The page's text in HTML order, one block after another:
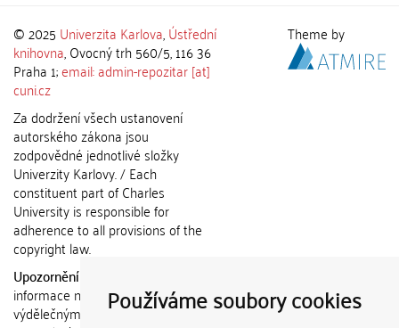
Používáme soubory cookies
© 2025 Univerzita Karlova,Ústřední
knihovna, Ovocný trh 560/5, 116 36
Praha 1;email: admin-repozitar [at]
cuni.cz
Za dodržení všech ustanovení
autorského zákona jsou
zodpovědné jednotlivé složky
Univerzity Karlovy. / Each
constituent part of Charles
University is responsible for
adherence to all provisions of the
copyright law.
Upozornění / Notice:
informace nemohou být použity k
výdělečným účelům nebo vydávány
Theme by